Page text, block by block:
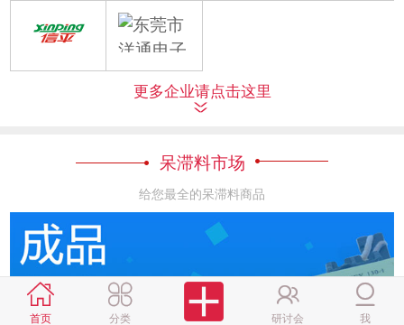
更多企业请点击这里
呆滞料市场
给您最全的呆滞料商品
首页 分类 研讨会 我